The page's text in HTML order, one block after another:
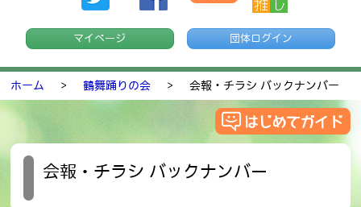
マイページ 団体ログイン
ホーム > 鶴舞踊りの会 > 会報・チラシ バックナンバー
会報・チラシ バックナンバー